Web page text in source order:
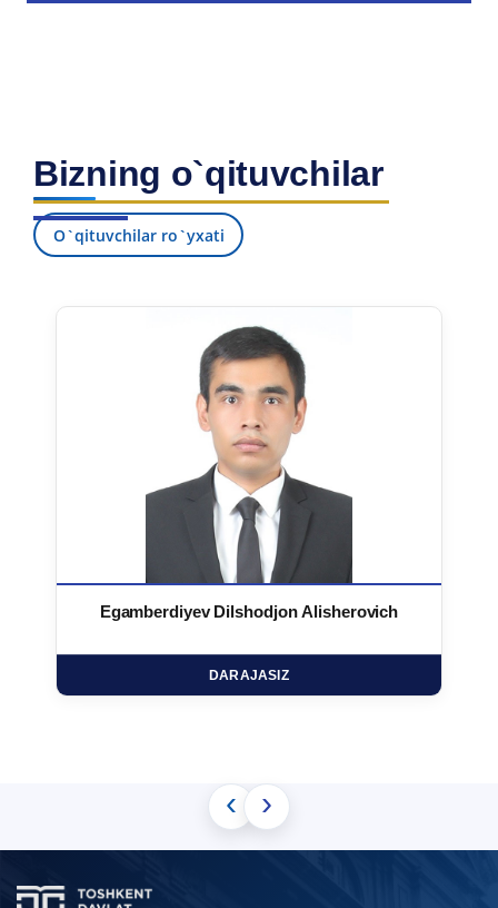
Bizning o`qituvchilar
O`qituvchilar ro`yxati
Egamberdiyev Dilshodjon Alisherovich
DARAJASIZ
‹ ›